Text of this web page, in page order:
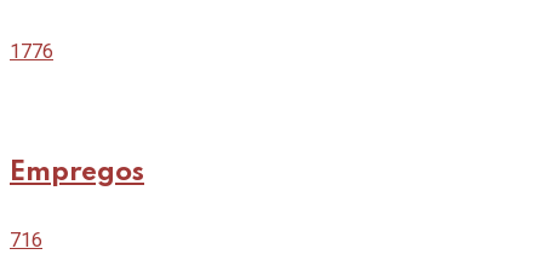
1776
Empregos
716